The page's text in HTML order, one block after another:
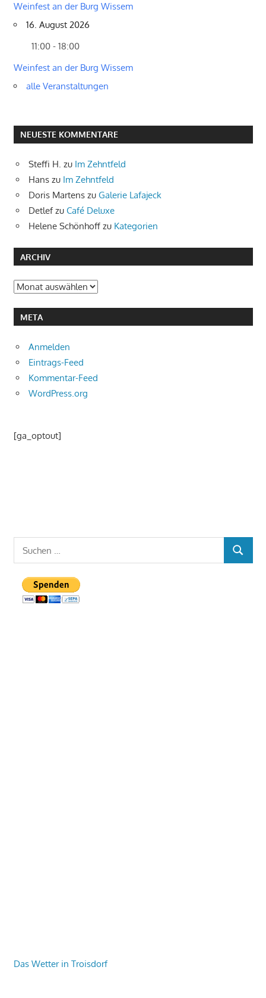
Weinfest an der Burg Wissem
16. August 2026
11:00 - 18:00
Weinfest an der Burg Wissem
alle Veranstaltungen
NEUESTE KOMMENTARE
Steffi H. zu Im Zehntfeld
Hans zu Im Zehntfeld
Doris Martens zu Galerie Lafajeck
Detlefzu Café Deluxe
Helene Schönhoff zu Kategorien
ARCHIV
Archiv
META
Anmelden
Eintrags-Feed
Kommentar-Feed
WordPress.org
[ga_optout]
SUCHEN
Das Wetter in Troisdorf